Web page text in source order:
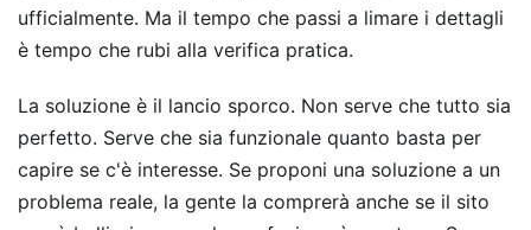
ufficialmente. Ma il tempo che passi a limare i dettagli
è tempo che rubi alla verifica pratica.
La soluzione è il lancio sporco. Non serve che tutto sia
perfetto. Serve che sia funzionale quanto basta per
capire se c'è interesse. Se proponi una soluzione a un
problema reale, la gente la comprerà anche se il sito